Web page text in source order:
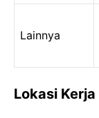
Lainnya
Lokasi Kerja